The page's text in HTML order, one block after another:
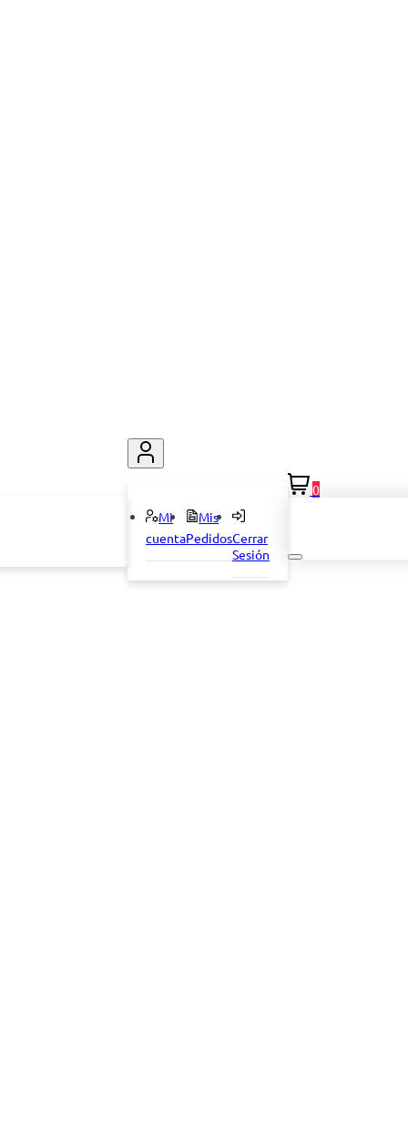
Mi
cuenta
Mis
PedidosCerrar
Sesión
0